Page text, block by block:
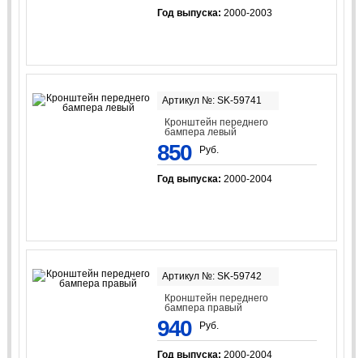
Год выпуска: 2000-2003
Артикул №: SK-59741
Кронштейн переднего
бампера левый
850 Руб.
Год выпуска: 2000-2004
Артикул №: SK-59742
Кронштейн переднего
бампера правый
940 Руб.
Год выпуска: 2000-2004